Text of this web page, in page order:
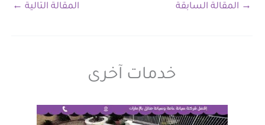
→ المقالة السابقة المقالة التالية ←
خدمات آخرى